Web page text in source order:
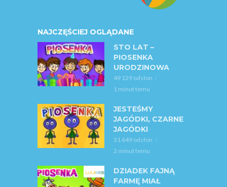
NAJCZĘŚCIEJ OGLĄDANE
STO LAT –
PIOSENKA
URODZINOWA
49 129 odsłon
1 minut temu
JESTEŚMY
JAGÓDKI, CZARNE
JAGÓDKI
31 649 odsłon
2 minut temu
DZIADEK FAJNĄ
FARMĘ MIAŁ